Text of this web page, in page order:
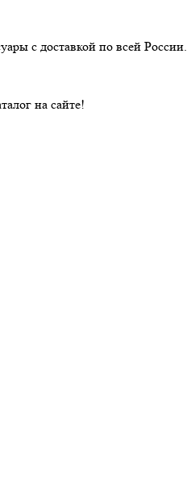
с доставкой по всей России.
на сайте!